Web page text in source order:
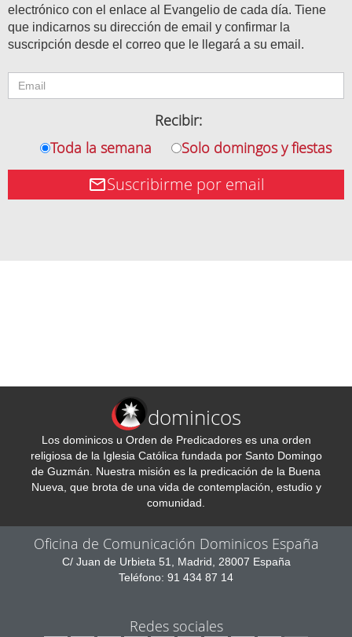
electrónico con el enlace al Evangelio de cada día. Tiene
que indicarnos su dirección de email y confirmar la
suscripción desde el correo que le llegará a su email.
Recibir:
Toda la semana
Solo domingos y fiestas
Suscribirme por email
dominicos
Los dominicos u Orden de Predicadores es una orden
religiosa de la Iglesia Católica fundada por Santo Domingo
de Guzmán. Nuestra misión es la predicación de la Buena
Nueva, que brota de una vida de contemplación, estudio y
comunidad.
Oficina de Comunicación Dominicos España
C/ Juan de Urbieta 51, Madrid, 28007 España
Teléfono: 91 434 87 14
Redes sociales